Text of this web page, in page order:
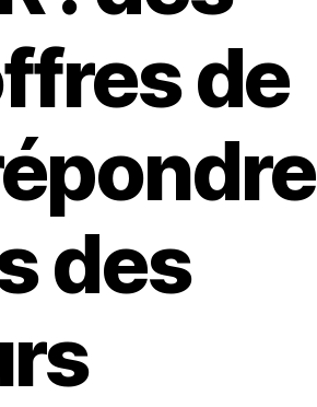
de
des